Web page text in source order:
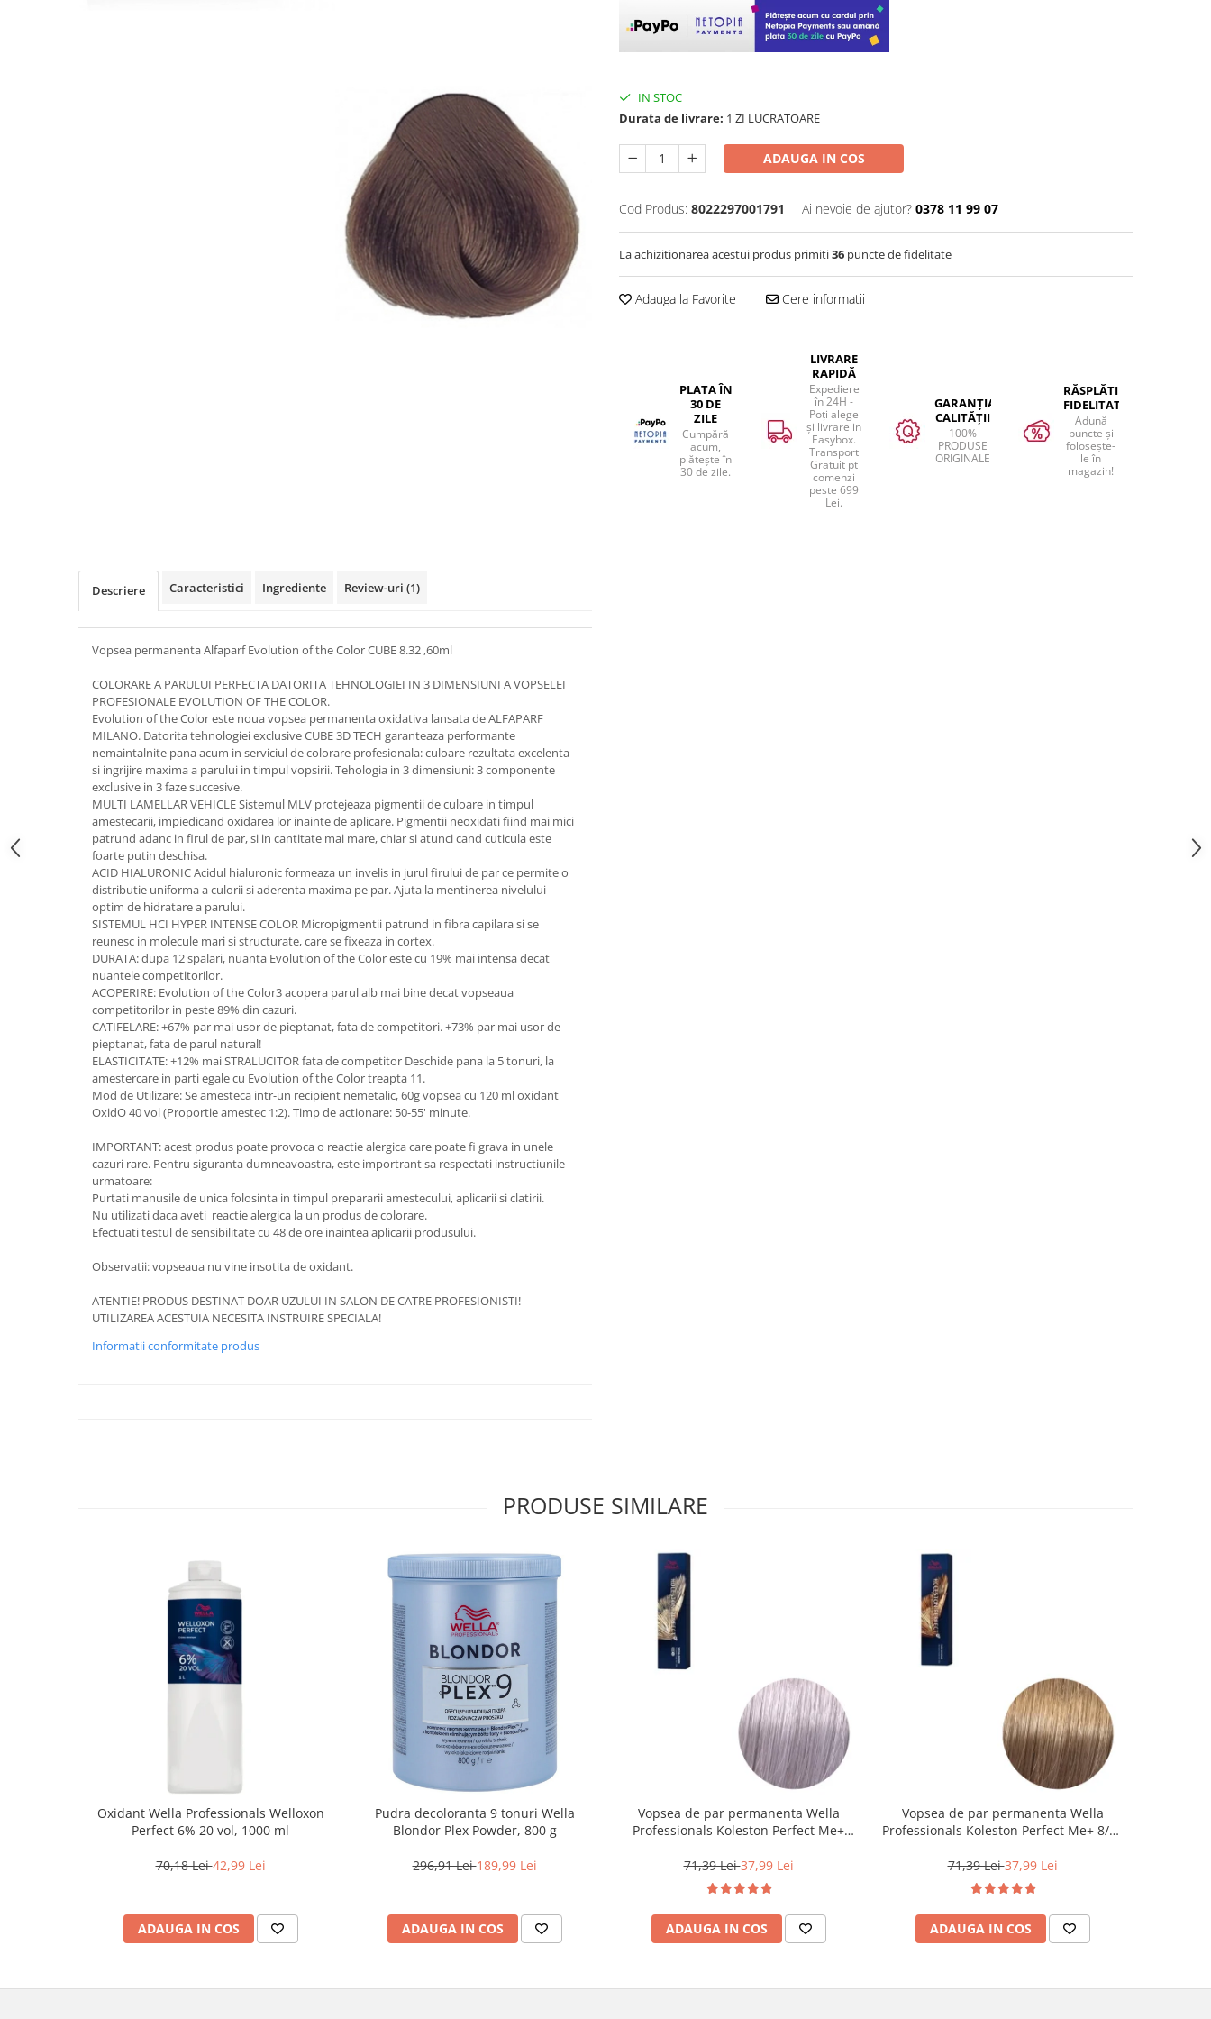
IN STOC
Durata de livrare: 1 ZI LUCRATOARE
ADAUGA IN COS
Cod Produs: 8022297001791 Ai nevoie de ajutor? 0378 11 99 07
La achizitionarea acestui produs primiti36 puncte de fidelitate
Adauga la Favorite Cere informatii
PLATA ÎN
30 DE
ZILE
Cumpără
acum,
plătește în
30 de zile.
LIVRARE
RAPIDĂ
Expediere
în 24H -
Poți alege
și livrare in
Easybox.
Transport
Gratuit pt
comenzi
peste 699
Lei.
GARANȚIA
CALITĂȚII
100%
PRODUSE
ORIGINALE
RĂSPLĂTIM
FIDELITATEA
Adună
puncte și
folosește-
le în
magazin!
Descriere Caracteristici Ingrediente Review-uri (1)
Vopsea permanenta Alfaparf Evolution of the Color CUBE 8.32 ,60ml
COLORARE A PARULUI PERFECTA DATORITA TEHNOLOGIEI IN 3 DIMENSIUNI A VOPSELEI
PROFESIONALE EVOLUTION OF THE COLOR.
Evolution of the Color este noua vopsea permanenta oxidativa lansata de ALFAPARF
MILANO. Datorita tehnologiei exclusive CUBE 3D TECH garanteaza performante
nemaintalnite pana acum in serviciul de colorare profesionala: culoare rezultata excelenta
si ingrijire maxima a parului in timpul vopsirii. Tehologia in 3 dimensiuni: 3 componente
exclusive in 3 faze succesive.
MULTI LAMELLAR VEHICLE Sistemul MLV protejeaza pigmentii de culoare in timpul
amestecarii, impiedicand oxidarea lor inainte de aplicare. Pigmentii neoxidati fiind mai mici
patrund adanc in firul de par, si in cantitate mai mare, chiar si atunci cand cuticula este
foarte putin deschisa.
ACID HIALURONIC Acidul hialuronic formeaza un invelis in jurul firului de par ce permite o
distributie uniforma a culorii si aderenta maxima pe par. Ajuta la mentinerea nivelului
optim de hidratare a parului.
SISTEMUL HCI HYPER INTENSE COLOR Micropigmentii patrund in fibra capilara si se
reunesc in molecule mari si structurate, care se fixeaza in cortex.
DURATA: dupa 12 spalari, nuanta Evolution of the Color este cu 19% mai intensa decat
nuantele competitorilor.
ACOPERIRE: Evolution of the Color3 acopera parul alb mai bine decat vopseaua
competitorilor in peste 89% din cazuri.
CATIFELARE: +67% par mai usor de pieptanat, fata de competitori. +73% par mai usor de
pieptanat, fata de parul natural!
ELASTICITATE: +12% mai STRALUCITOR fata de competitor Deschide pana la 5 tonuri, la
amestercare in parti egale cu Evolution of the Color treapta 11.
Mod de Utilizare: Se amesteca intr-un recipient nemetalic, 60g vopsea cu 120 ml oxidant
OxidO 40 vol (Proportie amestec 1:2). Timp de actionare: 50-55' minute.
IMPORTANT: acest produs poate provoca o reactie alergica care poate fi grava in unele
cazuri rare. Pentru siguranta dumneavoastra, este importrant sa respectati instructiunile
urmatoare:
Purtati manusile de unica folosinta in timpul prepararii amestecului, aplicarii si clatirii.
Nu utilizati daca aveti reactie alergica la un produs de colorare.
Efectuati testul de sensibilitate cu 48 de ore inaintea aplicarii produsului.
Observatii: vopseaua nu vine insotita de oxidant.
ATENTIE! PRODUS DESTINAT DOAR UZULUI IN SALON DE CATRE PROFESIONISTI!
UTILIZAREA ACESTUIA NECESITA INSTRUIRE SPECIALA!
Informatii conformitate produs
PRODUSE SIMILARE
Oxidant Wella Professionals Welloxon
Perfect 6% 20 vol, 1000 ml
70,18 Lei42,99 Lei
ADAUGA IN COS
Pudra decoloranta 9 tonuri Wella
Blondor Plex Powder, 800 g
296,91 Lei189,99 Lei
ADAUGA IN COS
Vopsea de par permanenta Wella
Professionals Koleston Perfect Me+
60 ml
71,39 Lei37,99 Lei
ADAUGA IN COS
Vopsea de par permanenta Wella
Professionals Koleston Perfect Me+ 8/0 ,
71,39 Lei37,99 Lei
ADAUGA IN COS